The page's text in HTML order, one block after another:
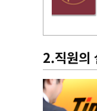
2.직원의